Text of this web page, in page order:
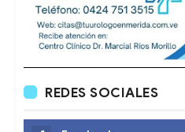
REDES SOCIALES